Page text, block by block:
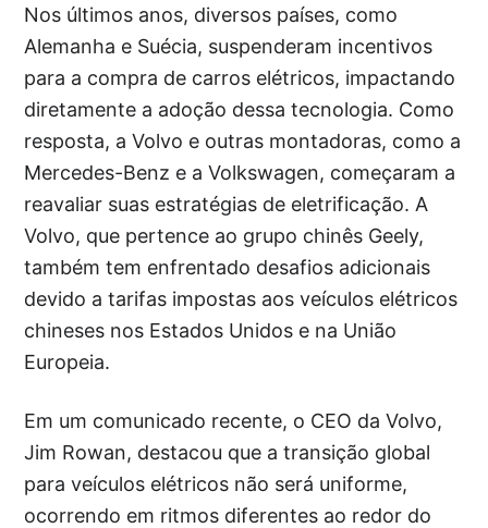
Nos últimos anos, diversos países, como
Alemanha e Suécia, suspenderam incentivos
para a compra de carros elétricos, impactando
diretamente a adoção dessa tecnologia. Como
resposta, a Volvo e outras montadoras, como a
Mercedes-Benz e a Volkswagen, começaram a
reavaliar suas estratégias de eletrificação. A
Volvo, que pertence ao grupo chinês Geely,
também tem enfrentado desafios adicionais
devido a tarifas impostas aos veículos elétricos
chineses nos Estados Unidos e na União
Europeia.
Em um comunicado recente, o CEO da Volvo,
Jim Rowan, destacou que a transição global
para veículos elétricos não será uniforme,
ocorrendo em ritmos diferentes ao redor do